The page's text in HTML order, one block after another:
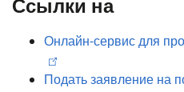
Онлайн-сервис для
Подать заявление на